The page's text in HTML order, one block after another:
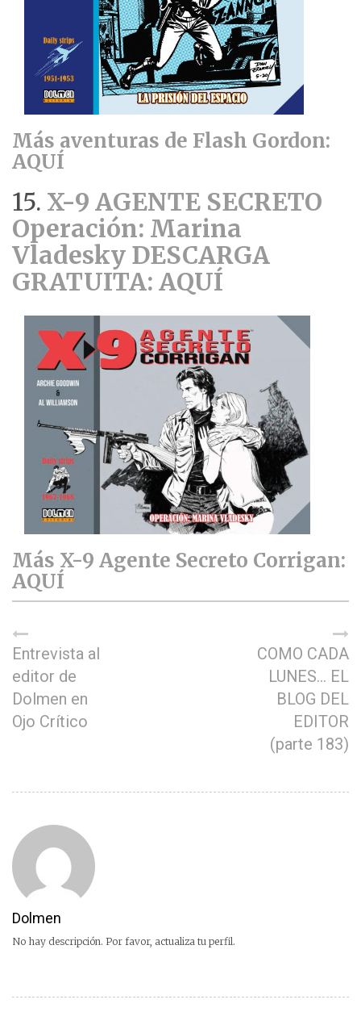
Más aventuras de Flash Gordon:
AQUÍ
15. X-9 AGENTE SECRETO
Operación: Marina
Vladesky DESCARGA
GRATUITA: AQUÍ
Más X-9 Agente Secreto Corrigan:
AQUÍ
Entrevista al
editor de
Dolmen en
Ojo Crítico
COMO CADA
LUNES… EL
BLOG DEL
EDITOR
(parte 183)
Dolmen
No hay descripción. Por favor, actualiza tu perfil.